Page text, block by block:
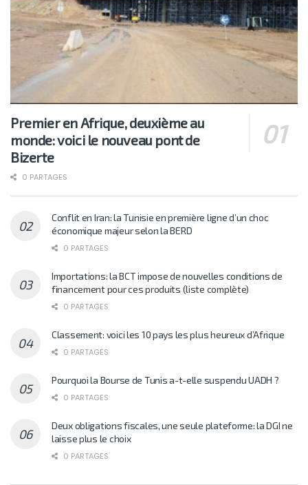
Premier en Afrique, deuxième au
monde: voici le nouveau pont de
Bizerte
0 PARTAGES
Conflit en Iran: la Tunisie en première ligne d’un choc
économique majeur selon la BERD
0 PARTAGES
Importations: la BCT impose de nouvelles conditions de
financement pour ces produits (liste complète)
0 PARTAGES
Classement: voici les 10 pays les plus heureux d’Afrique
0 PARTAGES
Pourquoi la Bourse de Tunis a-t-elle suspendu UADH ?
0 PARTAGES
Deux obligations fiscales, une seule plateforme: la DGI ne
laisse plus le choix
0 PARTAGES